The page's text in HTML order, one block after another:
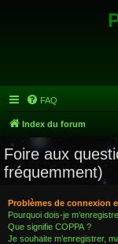
FAQ
Index du forum
Foire aux
fréquemment)
Problèmes de connexion
Pourquoi dois-je
Que signifie COPPA ?
Je souhaite m’enregistrer,